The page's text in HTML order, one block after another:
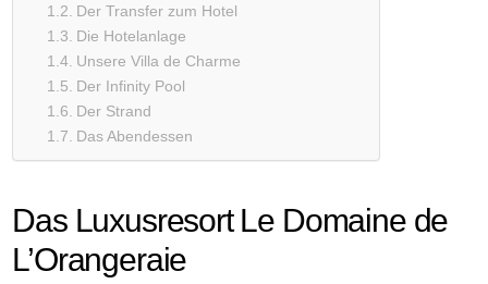
Der Transfer zum Hotel
Die Hotelanlage
Unsere Villa de Charme
Der Infinity Pool
Der Strand
Das Abendessen
Das Luxusresort Le Domaine de
L’Orangeraie